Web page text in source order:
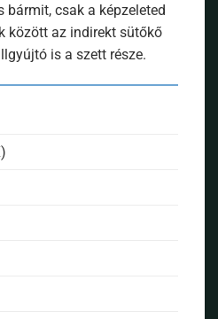
bármit, csak a képzeleted
között az indirekt sütőkő
is a szett része.